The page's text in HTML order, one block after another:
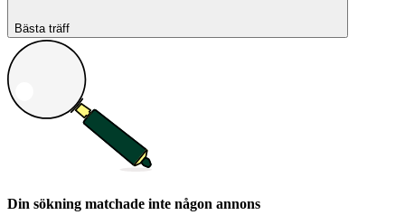
Bästa träff
Din sökning matchade inte någon annons